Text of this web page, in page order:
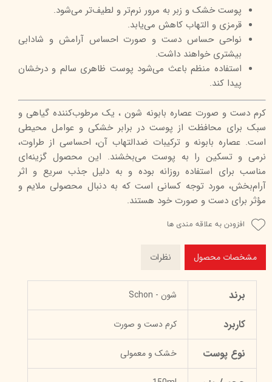
پوست خشک و زبر به مرور نرم‌تر و لطیف‌تر می‌شود.
قرمزی و التهاب کاهش می‌یابد.
نواحی حساس دست و صورت احساس آرامش و شادابی
بیشتری خواهند داشت.
استفاده منظم باعث می‌شود پوست ظاهری سالم و درخشان
پیدا کند.
کرم دست و صورت عصاره بابونه شون ، یک مرطوب‌کننده گیاهی و
سبک برای محافظت از پوست در برابر خشکی و عوامل محیطی
است. عصاره بابونه و ترکیبات ضدالتهاب آن، احساسی از طراوت،
نرمی و تسکین را به پوست می‌بخشند. این محصول گزینه‌ای
مناسب برای استفاده روزانه بوده و به دلیل جذب سریع و اثر
آرام‌بخش، مورد توجه کسانی است که به دنبال محصولی ملایم و
مؤثر برای دست و صورت خود هستند.
افزودن به علاقه مندی ها
مشخصات محصول نظرات
برند شون - Schon
کاربرد کرم دست و صورت
نوع پوست خشک و معمولی